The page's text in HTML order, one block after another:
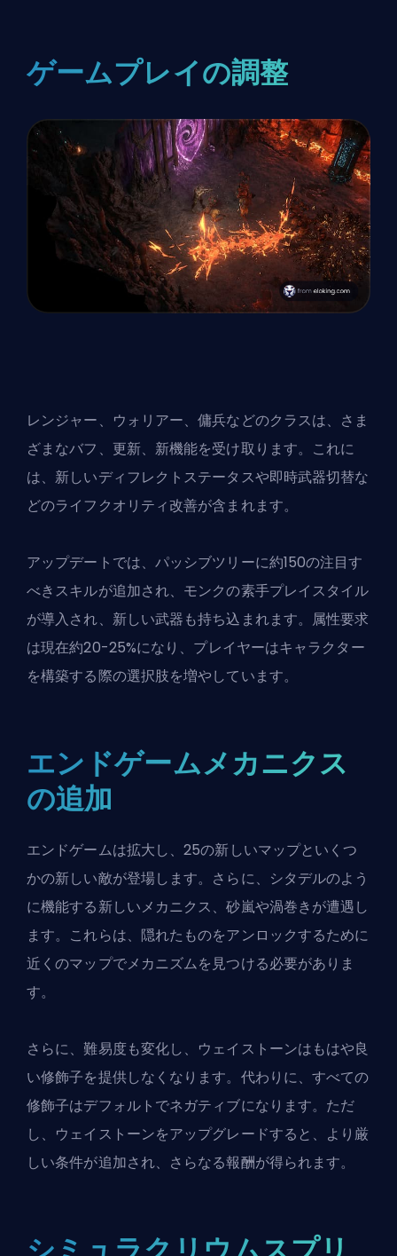
ゲームプレイの調整
レンジャー、ウォリアー、傭兵などのクラスは、さま
ざまなバフ、更新、新機能を受け取ります。これに
は、新しいディフレクトステータスや即時武器切替な
どのライフクオリティ改善が含まれます。
アップデートでは、パッシブツリーに約150の注目す
べきスキルが追加され、モンクの素手プレイスタイル
が導入され、新しい武器も持ち込まれます。属性要求
は現在約20-25%になり、プレイヤーはキャラクター
を構築する際の選択肢を増やしています。
エンドゲームメカニクス
の追加
エンドゲームは拡大し、25の新しいマップといくつ
かの新しい敵が登場します。さらに、シタデルのよう
に機能する新しいメカニクス、砂嵐や渦巻きが遭遇し
ます。これらは、隠れたものをアンロックするために
近くのマップでメカニズムを見つける必要がありま
す。
さらに、難易度も変化し、ウェイストーンはもはや良
い修飾子を提供しなくなります。代わりに、すべての
修飾子はデフォルトでネガティブになります。ただ
し、ウェイストーンをアップグレードすると、より厳
しい条件が追加され、さらなる報酬が得られます。